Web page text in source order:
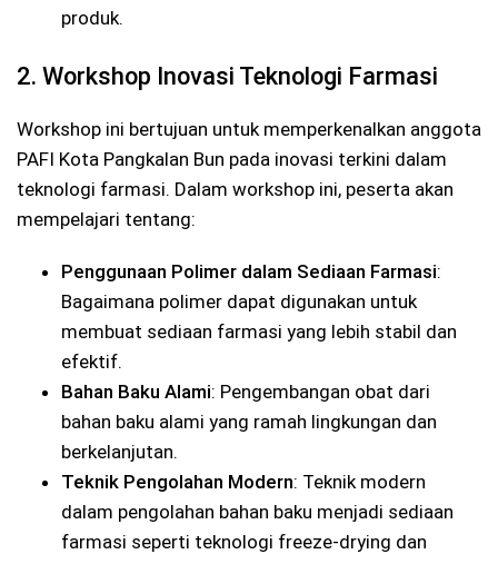
produk.
2. Workshop Inovasi Teknologi Farmasi
Workshop ini bertujuan untuk memperkenalkan anggota
PAFI Kota Pangkalan Bun pada inovasi terkini dalam
teknologi farmasi. Dalam workshop ini, peserta akan
mempelajari tentang:
Penggunaan Polimer dalam Sediaan Farmasi:
Bagaimana polimer dapat digunakan untuk
membuat sediaan farmasi yang lebih stabil dan
efektif.
Bahan Baku Alami: Pengembangan obat dari
bahan baku alami yang ramah lingkungan dan
berkelanjutan.
Teknik Pengolahan Modern: Teknik modern
dalam pengolahan bahan baku menjadi sediaan
farmasi seperti teknologi freeze-drying dan